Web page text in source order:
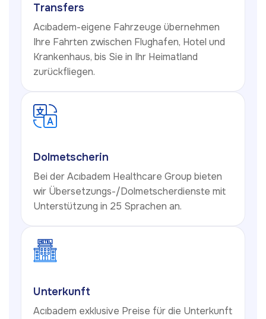
Transfers
Acıbadem-eigene Fahrzeuge übernehmen
Ihre Fahrten zwischen Flughafen, Hotel und
Krankenhaus, bis Sie in Ihr Heimatland
zurückfliegen.
Dolmetscherin
Bei der Acıbadem Healthcare Group bieten
wir Übersetzungs-/Dolmetscherdienste mit
Unterstützung in 25 Sprachen an.
Unterkunft
Acıbadem exklusive Preise für die Unterkunft